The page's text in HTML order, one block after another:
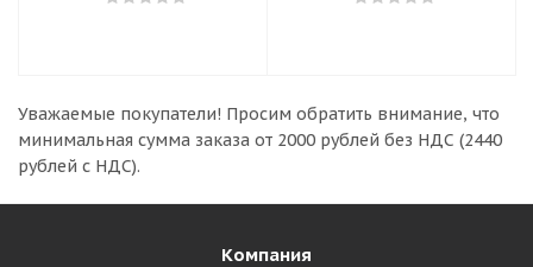
Уважаемые покупатели! Просим обратить внимание, что
минимальная сумма заказа от 2000 рублей без НДС (2440
рублей с НДС).
Компания